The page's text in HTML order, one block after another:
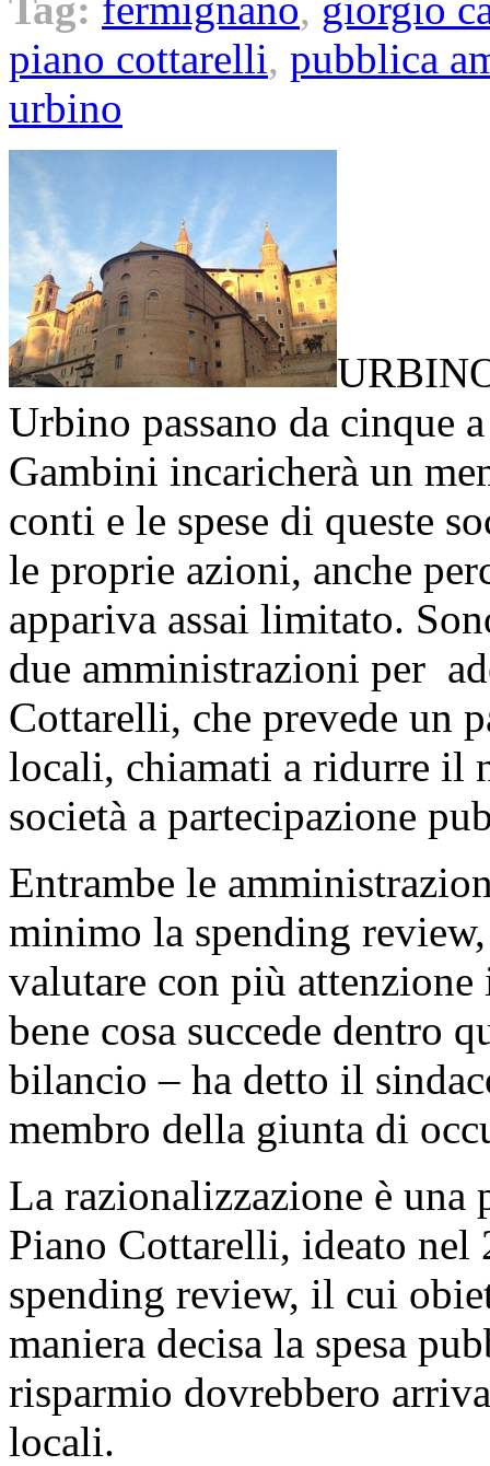
piano cottarelli, pubblica
urbino
Urbino passano da cinque
Gambini incaricherà un
conti e le spese di queste
le proprie azioni, anche
appariva assai limitato.
due amministrazioni per
Cottarelli, che prevede un
locali, chiamati a ridurre il
società a partecipazione
Entrambe le
minimo la spending
valutare con più
bene cosa succede dentro
bilancio – ha detto il
membro della giunta di
La razionalizzazione è una
Piano Cottarelli, ideato nel
spending review, il cui
maniera decisa la spesa
risparmio dovrebbero
locali.